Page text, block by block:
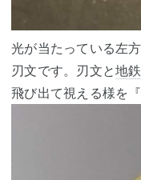
光が当たっている左
刃文です。刃文と地鉄
飛び出て視える様を